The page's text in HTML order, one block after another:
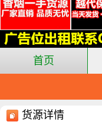
首页
货源详情